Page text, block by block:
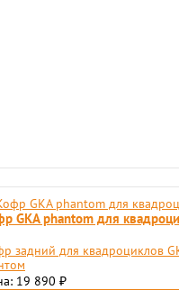
GKA phantom для
задний для квадроциклов
19 890 ₽